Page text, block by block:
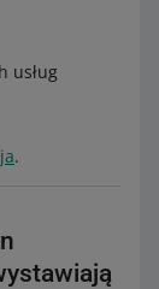
usług
.